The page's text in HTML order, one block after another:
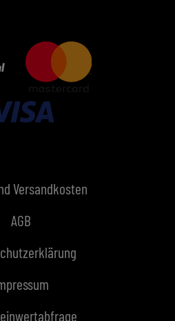
Versandkosten
AGB